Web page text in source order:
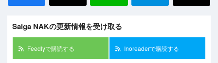
Saiga NAKの更新情報を受け取る
Feedlyで購読する Inoreaderで購読する